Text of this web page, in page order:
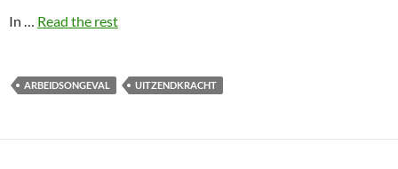
In … Read the rest
ARBEIDSONGEVAL UITZENDKRACHT